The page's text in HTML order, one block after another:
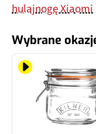
hulajnogę Xiaomi
Wybrane